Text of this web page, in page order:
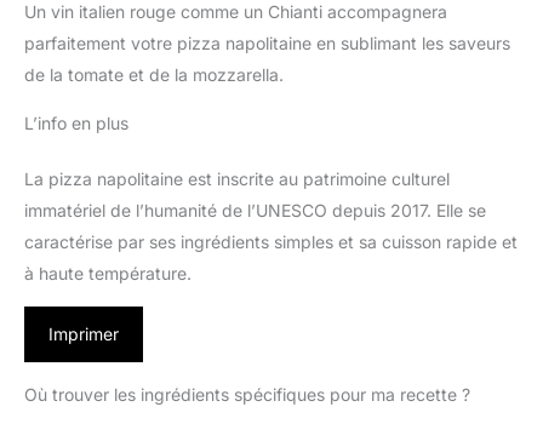
Un vin italien rouge comme un Chianti accompagnera
parfaitement votre pizza napolitaine en sublimant les saveurs
de la tomate et de la mozzarella.
L’info en plus
La pizza napolitaine est inscrite au patrimoine culturel
immatériel de l’humanité de l’UNESCO depuis 2017. Elle se
caractérise par ses ingrédients simples et sa cuisson rapide et
à haute température.
Imprimer
Où trouver les ingrédients spécifiques pour ma recette ?